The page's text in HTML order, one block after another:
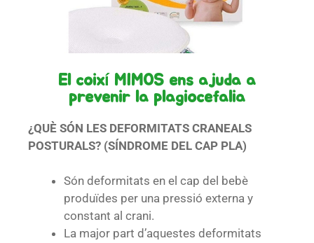
El coixí MIMOS ens ajuda a
prevenir la plagiocefalia
¿QUÈ SÓN LES DEFORMITATS CRANEALS
POSTURALS? (SÍNDROME DEL CAP PLA)
Són deformitats en el cap del bebè
produïdes per una pressió externa y
constant al crani.
La major part d’aquestes deformitats